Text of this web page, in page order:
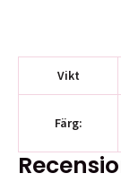
Vikt
Färg: